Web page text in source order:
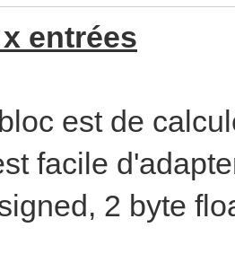
entrées
est de
facile
2 byte